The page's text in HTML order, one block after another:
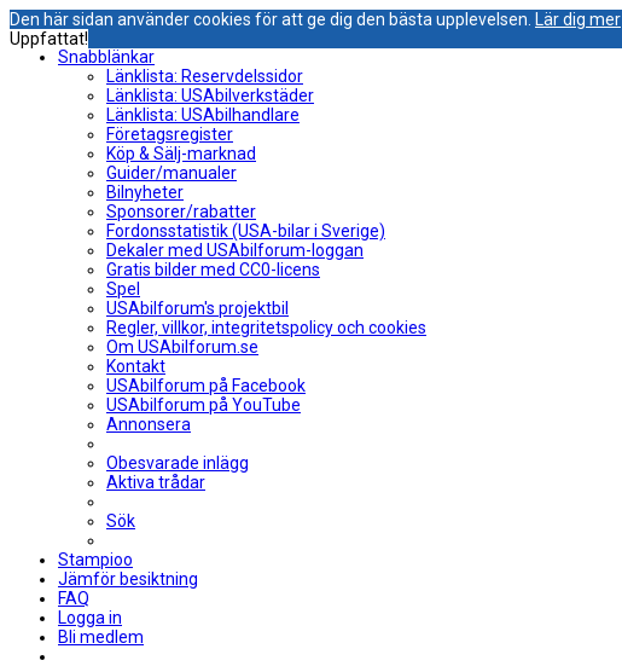
Den här sidan använder cookies för att ge dig den bästa upplevelsen. Lär dig mer
Uppfattat!
Snabblänkar
Länklista: Reservdelssidor
Länklista: USAbilverkstäder
Länklista: USAbilhandlare
Företagsregister
Köp & Sälj-marknad
Guider/manualer
Bilnyheter
Sponsorer/rabatter
Fordonsstatistik (USA-bilar i Sverige)
Dekaler med USAbilforum-loggan
Gratis bilder med CC0-licens
Spel
USAbilforum's projektbil
Regler, villkor, integritetspolicy och cookies
Om USAbilforum.se
Kontakt
USAbilforum på Facebook
USAbilforum på YouTube
Annonsera
Obesvarade inlägg
Aktiva trådar
Sök
Stampioo
Jämför besiktning
FAQ
Logga in
Bli medlem